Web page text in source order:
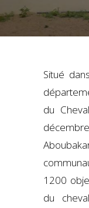
Situé
du
1200
du